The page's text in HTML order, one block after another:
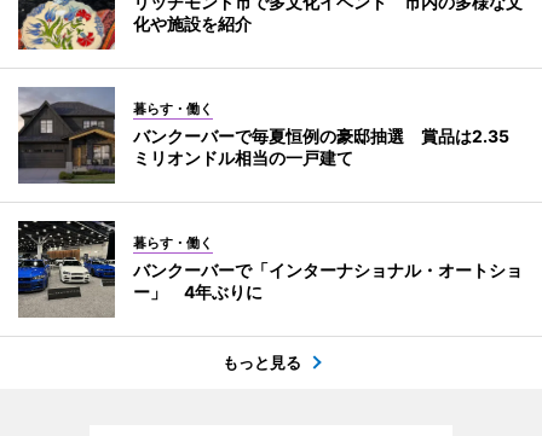
化や施設を紹介
暮らす・働く
バンクーバーで毎夏恒例の豪邸抽選 賞品は2.35
ミリオンドル相当の一戸建て
暮らす・働く
バンクーバーで「インターナショナル・オートショ
ー」 4年ぶりに
もっと見る